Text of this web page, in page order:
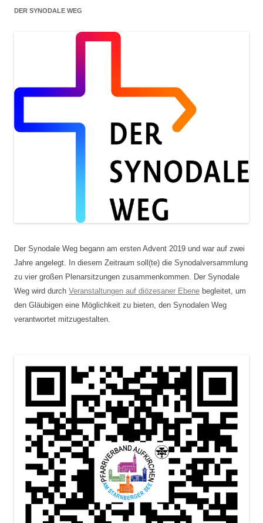
DER SYNODALE WEG
Der Synodale Weg begann am ersten Advent 2019 und war auf zwei
Jahre angelegt. In diesem Zeitraum soll(te) die Synodalversammlung
zu vier großen Plenarsitzungen zusammenkommen. Der Synodale
Weg wird durch Veranstaltungen auf diözesaner Ebene begleitet, um
den Gläubigen eine Möglichkeit zu bieten, den Synodalen Weg
verantwortet mitzugestalten.